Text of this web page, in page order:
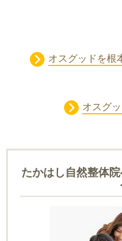
オスグッドを根
オスグ
たかはし自然整体